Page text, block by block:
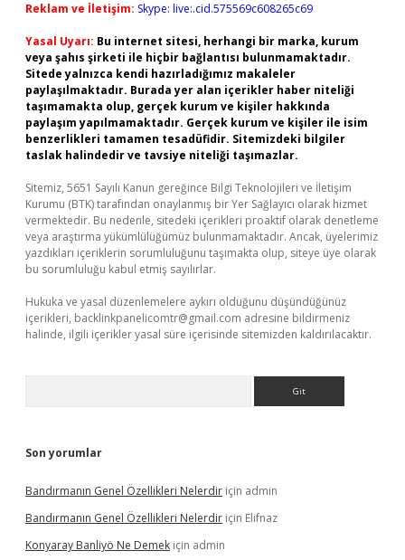
Reklam ve İletişim: Skype: live:.cid.575569c608265c69
Yasal Uyarı: Bu internet sitesi, herhangi bir marka, kurum
veya şahıs şirketi ile hiçbir bağlantısı bulunmamaktadır.
Sitede yalnızca kendi hazırladığımız makaleler
paylaşılmaktadır. Burada yer alan içerikler haber niteliği
taşımamakta olup, gerçek kurum ve kişiler hakkında
paylaşım yapılmamaktadır. Gerçek kurum ve kişiler ile isim
benzerlikleri tamamen tesadüfidir. Sitemizdeki bilgiler
taslak halindedir ve tavsiye niteliği taşımazlar.
Sitemiz, 5651 Sayılı Kanun gereğince Bilgi Teknolojileri ve İletişim
Kurumu (BTK) tarafından onaylanmış bir Yer Sağlayıcı olarak hizmet
vermektedir. Bu nedenle, sitedeki içerikleri proaktif olarak denetleme
veya araştırma yükümlülüğümüz bulunmamaktadır. Ancak, üyelerimiz
yazdıkları içeriklerin sorumluluğunu taşımakta olup, siteye üye olarak
bu sorumluluğu kabul etmiş sayılırlar.
Hukuka ve yasal düzenlemelere aykırı olduğunu düşündüğünüz
içerikleri, backlinkpanelicomtr@gmail.com adresine bildirmeniz
halinde, ilgili içerikler yasal süre içerisinde sitemizden kaldırılacaktır.
Son yorumlar
Bandırmanın Genel Özellikleri Nelerdir için admin
Bandırmanın Genel Özellikleri Nelerdir için Elifnaz
Konyaray Banliyö Ne Demek için admin